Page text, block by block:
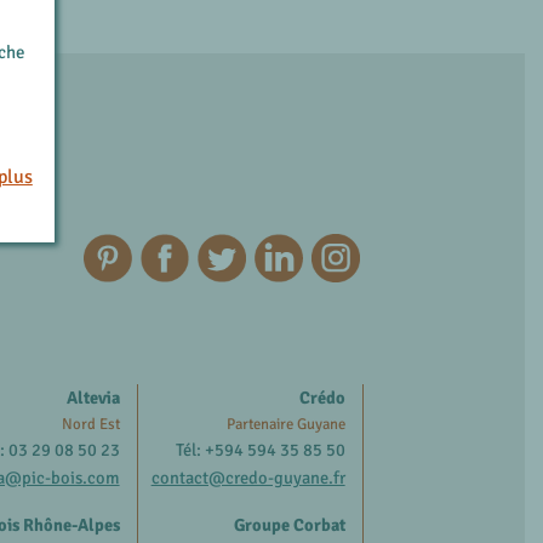
Altevia
Nord Est
03 29 08 50 23
bois.com
Rhône-Alpes
Crédo
Partenaire Guyane
Tél: +594 594 35 85 50
contact@credo-guyane.fr
Groupe Corbat